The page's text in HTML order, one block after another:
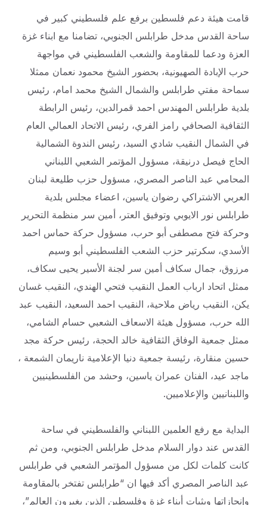
قامت هيئة دعم فلسطين برفع علم فلسطيني كبير في
ساحة القدس مدخل طرابلس الجنوبي، تضامنا مع ابناء غزة
العزة ودعما للمقاومة والشعب الفلسطيني في مواجهة
حرب الإبادة الصهيونية، بحضور الشيخ محمود نعمان ممثلا
سماحة مفتي طرابلس والشمال الشيخ محمد امام، رئيس
بلدية طرابلس المهندس احمد قمرالدين، رئيس الرابطة
الثقافية الصحافي رامز الفري، رئيس الاتحاد العمالي العام
في الشمال النقيب شادي السيد، رئيس الندوة الشمالية
الحاج فيصل درنيقة، مسؤول المؤتمر الشعبي اللبناني
المحامي عبد الناصر المصري، مسؤول حزب طليعة لبنان
العربي الاشتراكي رضوان ياسين، اعضاء مجلس بلدية
طرابلس نور الايوبي وتوفيق العتر، أمين سر منظمة التحرير
وحركة فتح مصطفى أبو حرب، مسؤول حركة حماس احمد
الأسدي، سكرتير حزب الشعب الفلسطيني أبو وسيم
مرزوق، جمال سكاف أمين سر لجنة الأسير يحيى سكاف،
ممثل اتحاد ارباب العمل النقيب فتحي الهندي، النقيب غسان
يكن، النقيب رياض ملاحية، النقيب احمد السعيد، النقيب عبد
الله حرب، مسؤول هيئة الاسعاف الشعبي حسام الشامي،
ممثل جمعية الوفاق الثقافية خالد الحجة، رئيس حركة مجد
حسين منقارة، رئيسة جمعية دنيا الإعلامية ناريمان الشمعة ،
ماجد عيد، الفنان عمران ياسين، وحشد من الفلسطينيين
واللبنانيين والإعلاميين.
البداية مع رفع العلمين اللبناني والفلسطيني في ساحة
القدس عند دوار السلام مدخل طرابلس الجنوبي، ومن ثم
كانت كلمات لكل من مسؤول المؤتمر الشعبي في طرابلس
عبد الناصر المصري أكد فيها ان “طرابلس تفتخر بالمقاومة
وإنجازاتها وبثبات أبناء غزة وفلسطين الذين يغيرون العالم”،